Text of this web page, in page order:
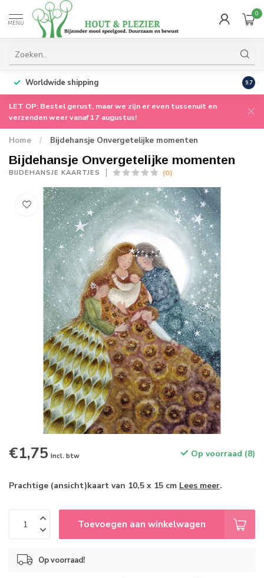
MENU
0
Worldwide shipping 9.7
LET OP: Bestel gerust, maar we zijn er even tussenuit en
verzenden weer vanaf 17 augustus!
Home / Bijdehansje Onvergetelijke momenten
Bijdehansje Onvergetelijke momenten
BIJDEHANSJE KAARTJES (0)
€1,75 Incl. btw Op voorraad (8)
Prachtige (ansicht)kaart van 10,5 x 15 cm Lees meer.
Toevoegen aan winkelwagen
Op voorraad!